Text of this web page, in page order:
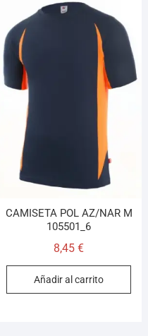
CAMISETA POL AZ/NAR M
105501_6
8,45€
Añadir al carrito